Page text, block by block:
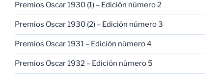
Premios Oscar 1930 (1) – Edición número 2
Premios Oscar 1930 (2) – Edición número 3
Premios Oscar 1931 – Edición número 4
Premios Oscar 1932 – Edición número 5